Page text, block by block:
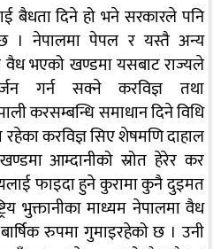
बैधता दिने हो भने सरकारले पनि
। नेपालमा पेपल र यस्तै अन्य
वैध भएको खण्डमा यसबाट राज्यले
गर्न सक्ने करविज्ञ तथा
करसम्बन्धि समाधान दिने विधि
करविज्ञ सिए शेषमणि दाहाल
आम्दानीको स्रोत हेरेर कर
फाइदा हुने कुरामा कुनै दुइमत
भुक्तानीका माध्यम नेपालमा वैध
रुपमा गुमाइरहेको छ । उनी